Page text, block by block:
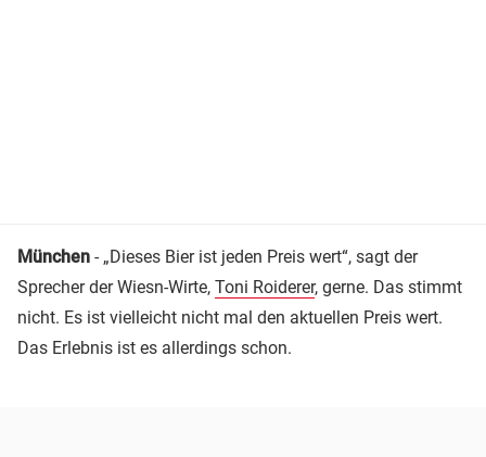
München - „Dieses Bier ist jeden Preis wert“, sagt der
Sprecher der Wiesn-Wirte, Toni Roiderer, gerne. Das stimmt
nicht. Es ist vielleicht nicht mal den aktuellen Preis wert.
Das Erlebnis ist es allerdings schon.